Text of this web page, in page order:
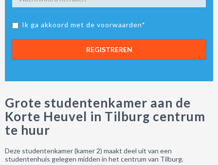
Ik ga akkoord met de voorwaarden*
REGISTREREN
Grote studentenkamer aan de
Korte Heuvel in Tilburg centrum
te huur
Deze studentenkamer (kamer 2) maakt deel uit van een
studentenhuis gelegen midden in het centrum van Tilburg.